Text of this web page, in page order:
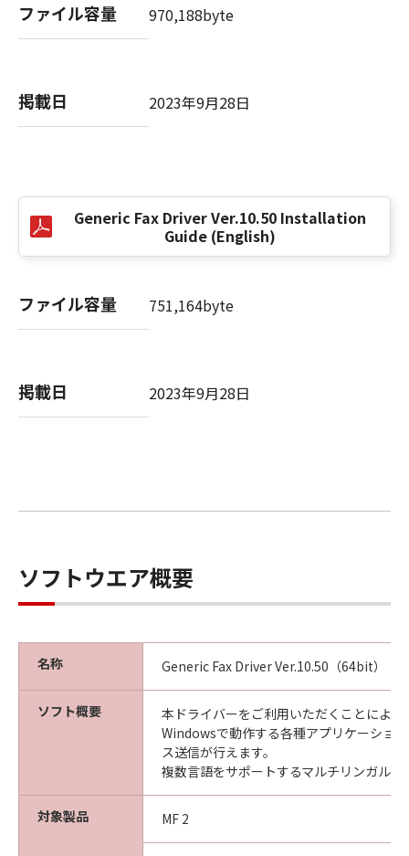
本条項中で使用される"the SOFTWARE"とは、
本契約書中で定義される「本ソフトウェア」を
10．分離可能性
本契約書のいずれかの条項またはその一部が法
す。
以 上
キヤノン株式会社
ファイル容量 970,188byte
掲載日 2023年9月28日
Generic Fax Driver Ver.10.50 Installation
Guide (English)
ファイル容量 751,164byte
掲載日 2023年9月28日
ソフトウエア概要
名称 Generic Fax Driver Ver.10.50（64bit）
ソフト概要
本ドライバーをご利用いただくことによ
Windowsで動作する各種アプリケーショ
ス送信が行えます。
複数言語をサポートするマルチリンガルド
対象製品 MF 2